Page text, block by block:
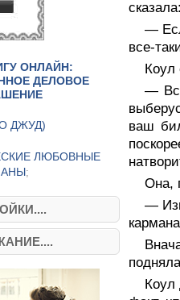
ОНЛАЙН:
ДЕЛОВОЕ
ДЖУД)
ЛЮБОВНЫЕ
;
сказала:
—
все-
Коул
—
ваш
Она,
—
Коул